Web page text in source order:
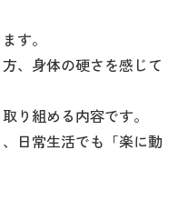
す。
、身体の硬さを感じて
り組める内容です。
日常生活でも「楽に動